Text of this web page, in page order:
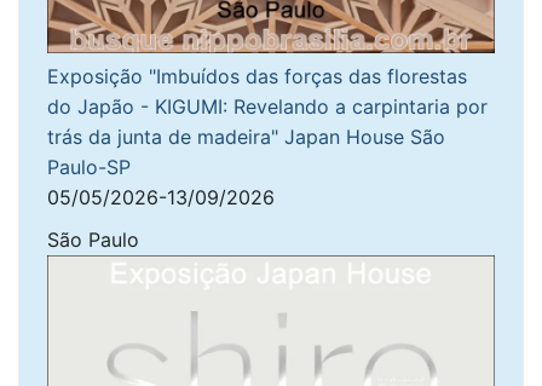
Exposição "Imbuídos das forças das florestas
do Japão - KIGUMI: Revelando a carpintaria por
trás da junta de madeira" Japan House São
Paulo-SP
05/05/2026-13/09/2026
São Paulo